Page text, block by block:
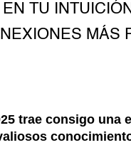
TU
MÁS
trae consigo una